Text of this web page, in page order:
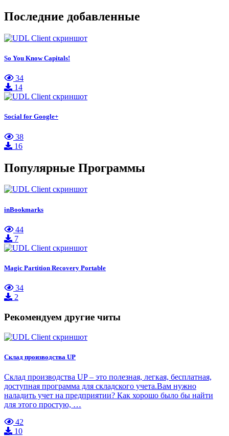
Последние добавленные
So You Know Capitals!
34
14
Social for Google+
38
16
Популярные Программы
inBookmarks
44
7
Magic Partition Recovery Portable
34
2
Рекомендуем другие читы
Склад производства UP
Склад производства UP – это полезная, легкая, бесплатная,
доступная программа для складского учета.Вам нужно
наладить учет на предприятии? Как хорошо было бы найти
для этого простую, …
42
10